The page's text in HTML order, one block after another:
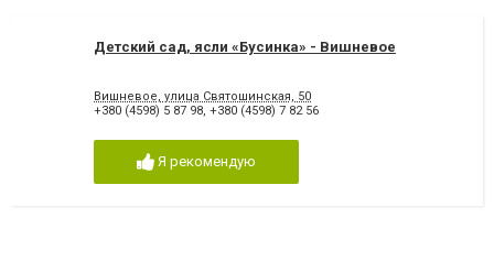
Детский сад, ясли «Бусинка» - Вишневое
Вишневое, улица Святошинская, 50
+380 (4598) 5 87 98, +380 (4598) 7 82 56
Я рекомендую